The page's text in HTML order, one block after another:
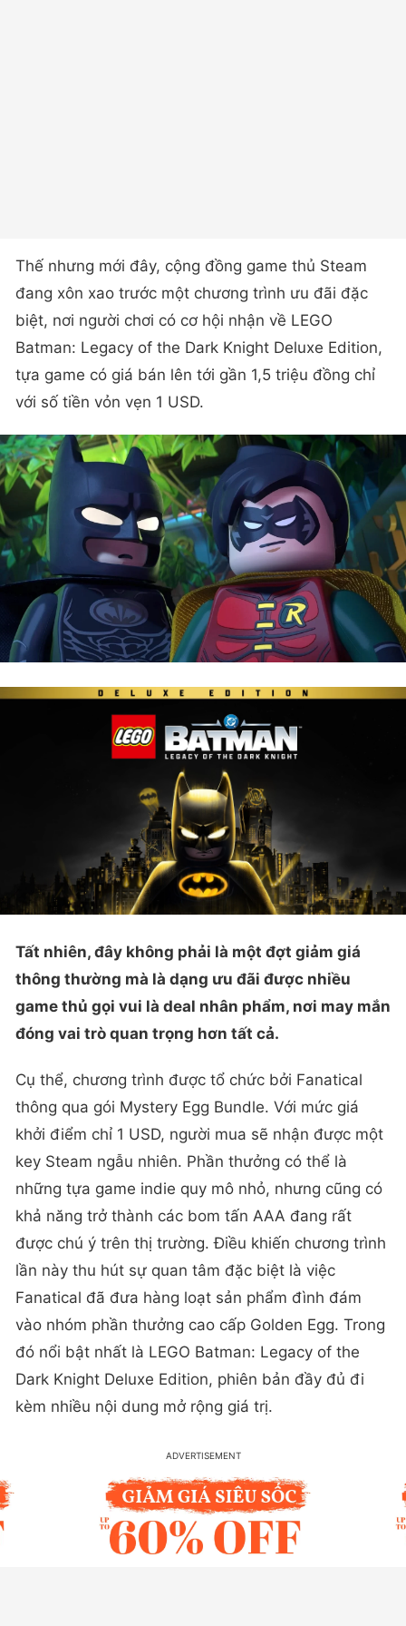
Thế nhưng mới đây, cộng đồng game thủ Steam
đang xôn xao trước một chương trình ưu đãi đặc
biệt, nơi người chơi có cơ hội nhận về LEGO
Batman: Legacy of the Dark Knight Deluxe Edition,
tựa game có giá bán lên tới gần 1,5 triệu đồng chỉ
với số tiền vỏn vẹn 1 USD.
Tất nhiên, đây không phải là một đợt giảm giá
thông thường mà là dạng ưu đãi được nhiều
game thủ gọi vui là deal nhân phẩm, nơi may mắn
đóng vai trò quan trọng hơn tất cả.
Cụ thể, chương trình được tổ chức bởi Fanatical
thông qua gói Mystery Egg Bundle. Với mức giá
khởi điểm chỉ 1 USD, người mua sẽ nhận được một
key Steam ngẫu nhiên. Phần thưởng có thể là
những tựa game indie quy mô nhỏ, nhưng cũng có
khả năng trở thành các bom tấn AAA đang rất
được chú ý trên thị trường. Điều khiến chương trình
lần này thu hút sự quan tâm đặc biệt là việc
Fanatical đã đưa hàng loạt sản phẩm đình đám
vào nhóm phần thưởng cao cấp Golden Egg. Trong
đó nổi bật nhất là LEGO Batman: Legacy of the
Dark Knight Deluxe Edition, phiên bản đầy đủ đi
kèm nhiều nội dung mở rộng giá trị.